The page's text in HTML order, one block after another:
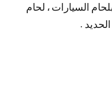
السيارات ، لحام
.